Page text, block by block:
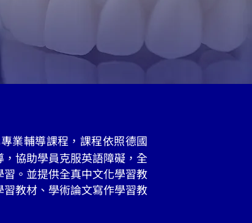
業輔導課程，課程依照德國
協助學員克服英語障礙，全
。並提供全真中文化學習教
教材、學術論文寫作學習教